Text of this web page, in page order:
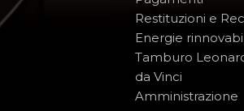
Restituzioni e
Energie
Tamburo
da Vinci
Amministrazione